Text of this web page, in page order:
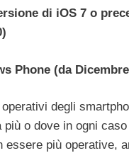
di iOS 7 o
Phone (da
degli
più o dove in ogni
essere più operative,